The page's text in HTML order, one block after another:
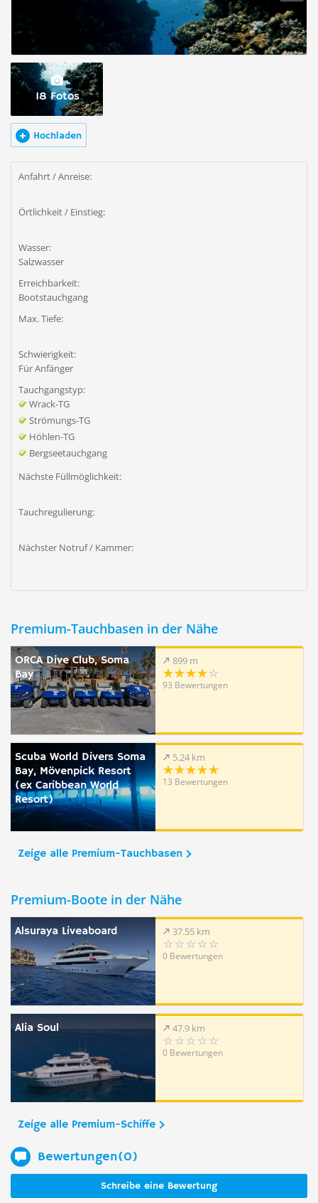
18 Fotos
Hochladen
Anfahrt / Anreise:
Örtlichkeit / Einstieg:
Wasser:
Salzwasser
Erreichbarkeit:
Bootstauchgang
Max. Tiefe:
Schwierigkeit:
Für Anfänger
Tauchgangstyp:
Wrack-TG
Strömungs-TG
Höhlen-TG
Bergseetauchgang
Nächste Füllmöglichkeit:
Tauchregulierung:
Nächster Notruf / Kammer:
Premium-Tauchbasen in der Nähe
ORCA Dive Club, Soma
Bay
899 m
93 Bewertungen
Scuba World Divers Soma
Bay, Mövenpick Resort
(ex Caribbean World
Resort)
5.24 km
13 Bewertungen
Zeige alle Premium-Tauchbasen
Premium-Boote in der Nähe
Alsuraya Liveaboard 37.55 km
0 Bewertungen
Alia Soul 47.9 km
0 Bewertungen
Zeige alle Premium-Schiffe
Bewertungen(0)
Schreibe eine Bewertung